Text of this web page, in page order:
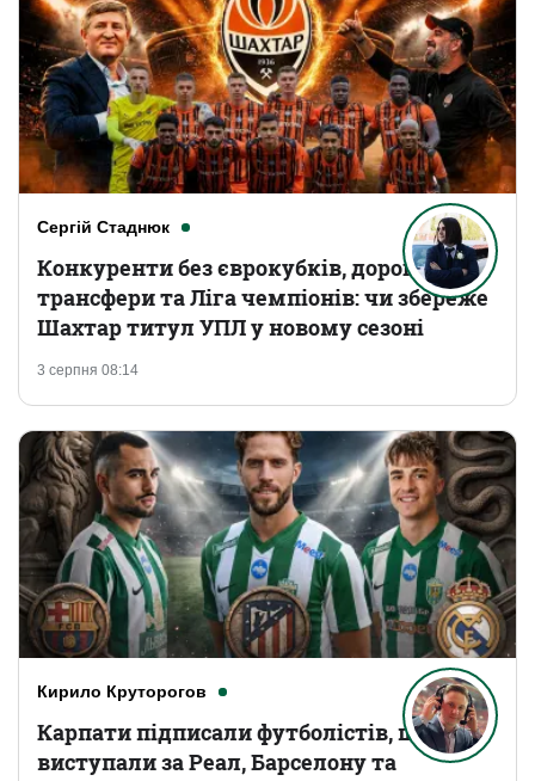
Сергій Стаднюк
3 серпня 08:14
Конкуренти без єврокубків, дорогі
трансфери та Ліга чемпіонів: чи збереже
Шахтар титул УПЛ у новому сезоні
Кирило Круторогов
Карпати підписали футболістів, що
виступали за Реал, Барселону та